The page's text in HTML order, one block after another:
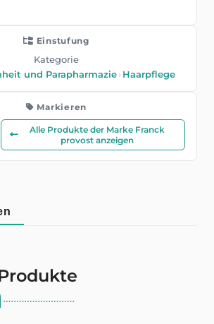
Einstufung
Kategorie
und Parapharmazie›Haarpflege
Markieren
Alle Produkte der Marke Franck
provost anzeigen